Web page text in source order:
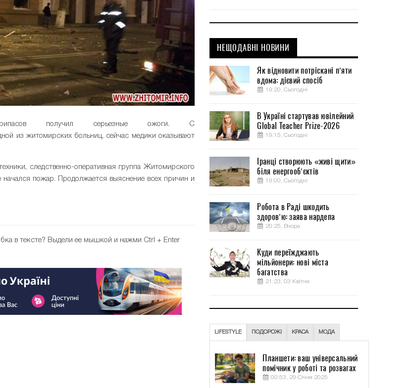
получил серьезные ожоги. С
из житомирских больниц, сейчас медики оказывают
следственно-оперативная группа Житомирского
начался пожар. Продолжается выяснение всех причин и
в тексте? Выдели ее мышкой и нажми Ctrl + Enter
НЕЩОДАВНІ НОВИНИ
Як відновити потріскані п’яти
вдома: дієвий спосіб
19:20, Сьогодні
В Україні стартував ювілейний
Global Teacher Prize-2026
19:15, Сьогодні
Іранці створюють «живі щити»
біля енергооб’єктів
19:00, Сьогодні
Робота в Раді шкодить
здоров’ю: заява нардепа
20:25, Вчора
Куди переїжджають
мільйонери: нові міста
багатства
21:23, 03 Квітня
LIFESTYLE ПОДОРОЖІ КРАСА МОДА
Планшети: ваш універсальний
помічник у роботі та розвагах
00:53, 29 Січня 2025